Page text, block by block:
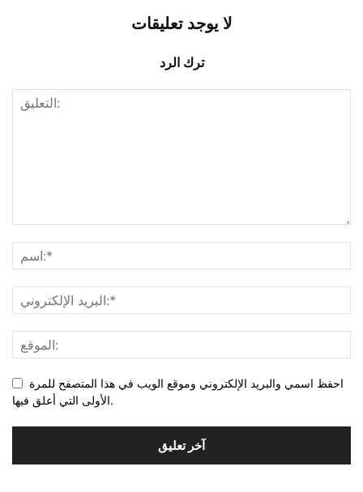
لا يوجد تعليقات
ترك الرد
احفظ اسمي والبريد الإلكتروني وموقع الويب في هذا المتصفح للمرة
الأولى التي أعلق فيها.